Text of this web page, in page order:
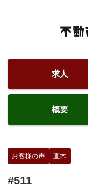
求人
概要
お客様の声 直木
#511